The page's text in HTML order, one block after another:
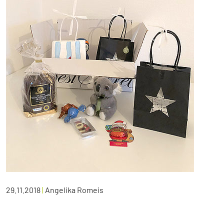
29.11.2018| Angelika Romeis